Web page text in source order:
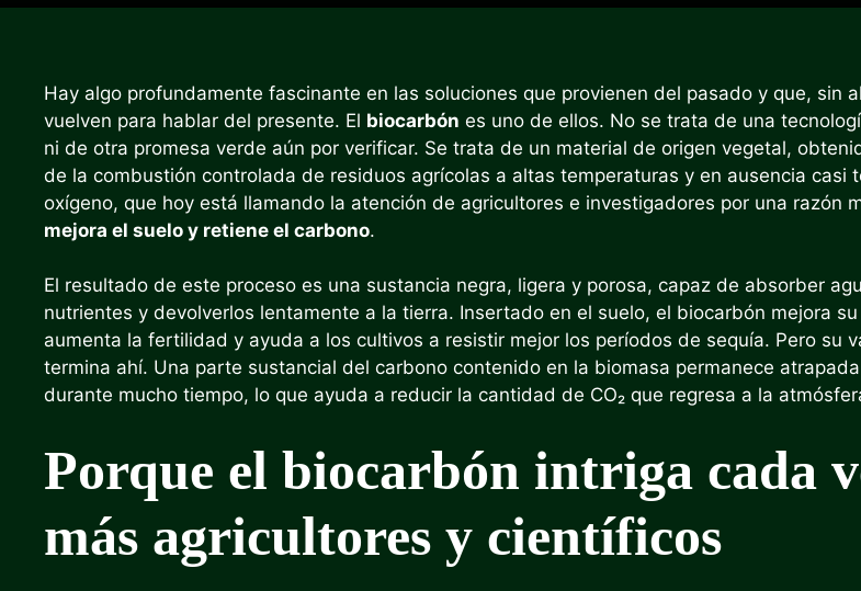
Hay algo profundamente fascinante en las soluciones que provienen del pasado y que, sin
vuelven para hablar del presente. El biocarbón es uno de ellos. No se trata de una
ni de otra promesa verde aún por verificar. Se trata de un material de origen vegetal,
de la combustión controlada de residuos agrícolas a altas temperaturas y en ausencia casi
oxígeno, que hoy está llamando la atención de agricultores e investigadores por una razón
mejora el suelo y retiene el carbono.
El resultado de este proceso es una sustancia negra, ligera y porosa, capaz de absorber
nutrientes y devolverlos lentamente a la tierra. Insertado en el suelo, el biocarbón mejora
aumenta la fertilidad y ayuda a los cultivos a resistir mejor los períodos de sequía. Pero su
termina ahí. Una parte sustancial del carbono contenido en la biomasa permanece
durante mucho tiempo, lo que ayuda a reducir la cantidad de CO₂ que regresa a la
Porque el biocarbón intriga cada
más agricultores y científicos